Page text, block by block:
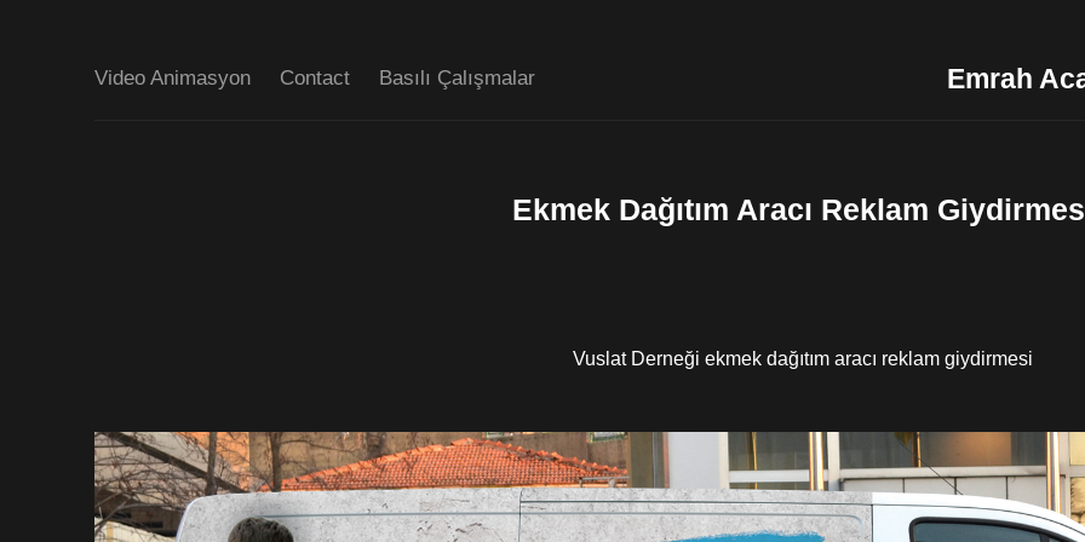
Video Animasyon Contact Basılı Çalışmalar Emrah
Ekmek Dağıtım Aracı Reklam
Vuslat Derneği ekmek dağıtım aracı reklam giydirmesi